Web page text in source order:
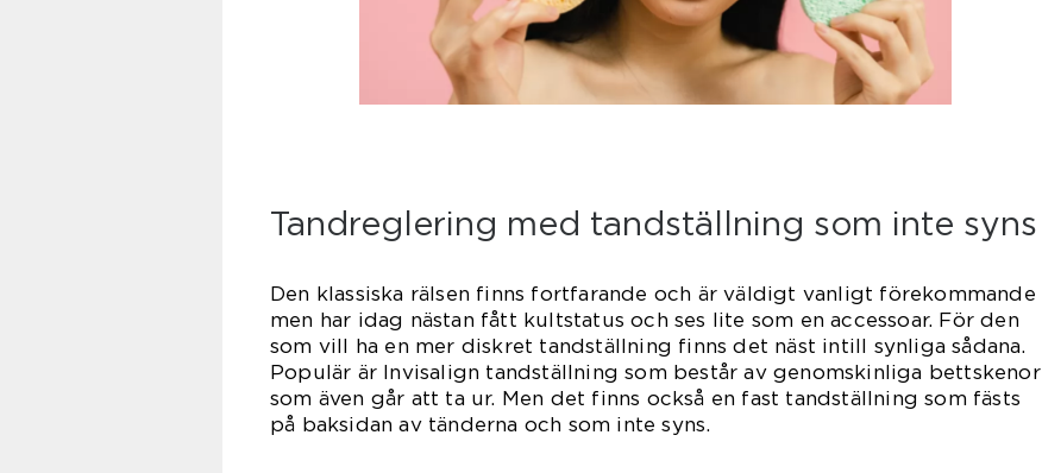
Tandreglering med tandställning som inte syns
Den klassiska rälsen finns fortfarande och är väldigt vanligt förekommande
men har idag nästan fått kultstatus och ses lite som en accessoar. För den
som vill ha en mer diskret tandställning finns det näst intill synliga sådana.
Populär är Invisalign tandställning som består av genomskinliga bettskenor
som även går att ta ur. Men det finns också en fast tandställning som fästs
på baksidan av tänderna och som inte syns.